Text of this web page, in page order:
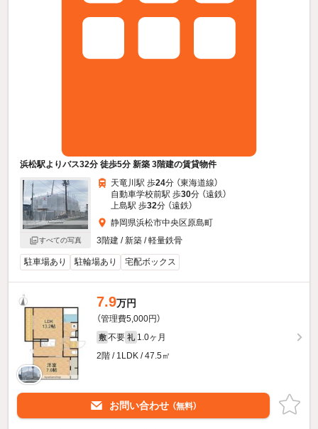
浜松駅よりバス32分 徒歩5分 新築 3階建の賃貸物件
すべての写真
天竜川駅 歩24分 （東海道線）
自動車学校前駅 歩30分 （遠鉄）
上島駅 歩32分 （遠鉄）
静岡県浜松市中央区原島町
3階建 / 新築 / 軽量鉄骨
駐車場あり 駐輪場あり 宅配ボックス
7.9万円
（管理費5,000円）
敷 不要 礼 1.0ヶ月
2階 / 1LDK / 47.5㎡
お問い合わせ （無料）